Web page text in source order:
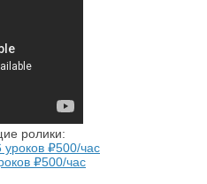
ролики:
₽500/час